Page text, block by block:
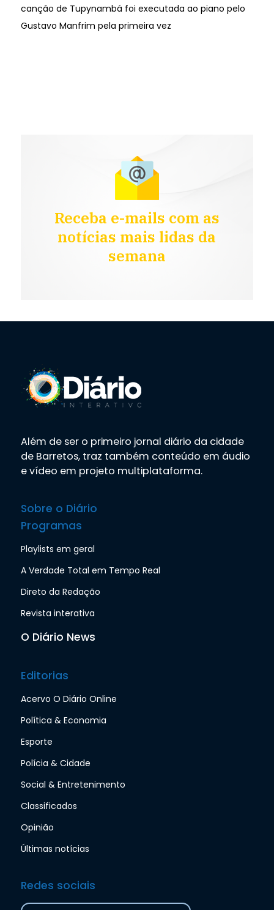
canção de Tupynambá foi executada ao piano pelo
Gustavo Manfrim pela primeira vez
Receba e-mails com as
notícias mais lidas da
semana
Além de ser o primeiro jornal diário da cidade
de Barretos, traz também conteúdo em áudio
e vídeo em projeto multiplataforma.
Sobre o Diário
Programas
Playlists em geral
A Verdade Total em Tempo Real
Direto da Redação
Revista interativa
O Diário News
Editorias
Acervo O Diário Online
Política & Economia
Esporte
Polícia & Cidade
Social & Entretenimento
Classificados
Opinião
Últimas notícias
Redes sociais